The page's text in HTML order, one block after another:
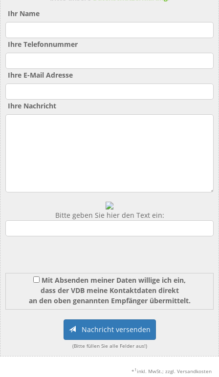
Ihr Name
Ihre Telefonnummer
Ihre E-Mail Adresse
Ihre Nachricht
Bitte geben Sie hier den Text ein:
Mit Absenden meiner Daten willige ich ein,
dass der VDB meine Kontaktdaten direkt
an den oben genannten Empfänger übermittelt.
Nachricht versenden
(Bitte füllen Sie alle Felder aus!)
* 1 inkl. MwSt.; zzgl. Versandkosten